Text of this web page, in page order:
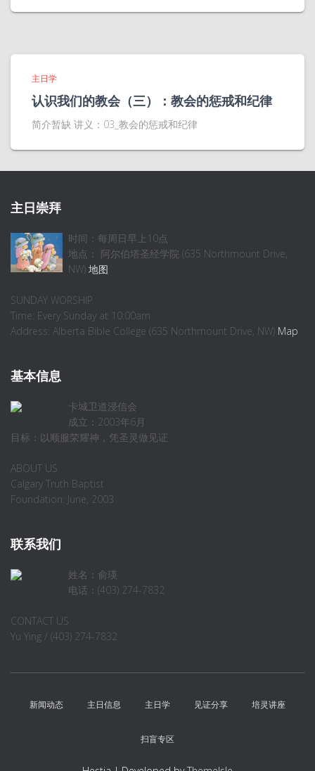
主日学
认识我们的教会（三）：教会的惩戒和纪律
简介暂缺 讲义：03_教会的惩戒和纪律
主日崇拜
时间：每周日早上10点
地点： 阿尔伯塔圣经学院 (635 Northmount Drive,
NW) 地图
SUNDAY WORSHIP
Time: Every Sunday at 10:00am
Address: Alberta Bible College (635 Northmount Drive, NW) Map
基本信息
卡城卫道浸信会
成立：2003年6月
目标：以顺服荣耀神，凭圣灵做见证
ABOUT US
Calgary Truth Baptist
Foundation: June, 2003
联系我们
姓名：俞瑛
电话：(403) 274-7832
CONTACT US
Yu Ying / (403) 274-7832
新闻动态 主日信息 主日学 见证分享 培灵讲座
扫盲专区